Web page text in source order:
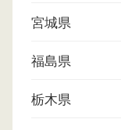
宮城県
福島県
栃木県